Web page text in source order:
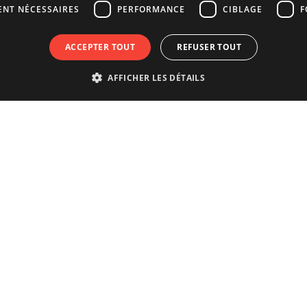
NÉCESSAIRES PERFORMANCE CIBLAGE
ACCEPTER TOUT REFUSER TOUT
AFFICHER LES DÉTAILS